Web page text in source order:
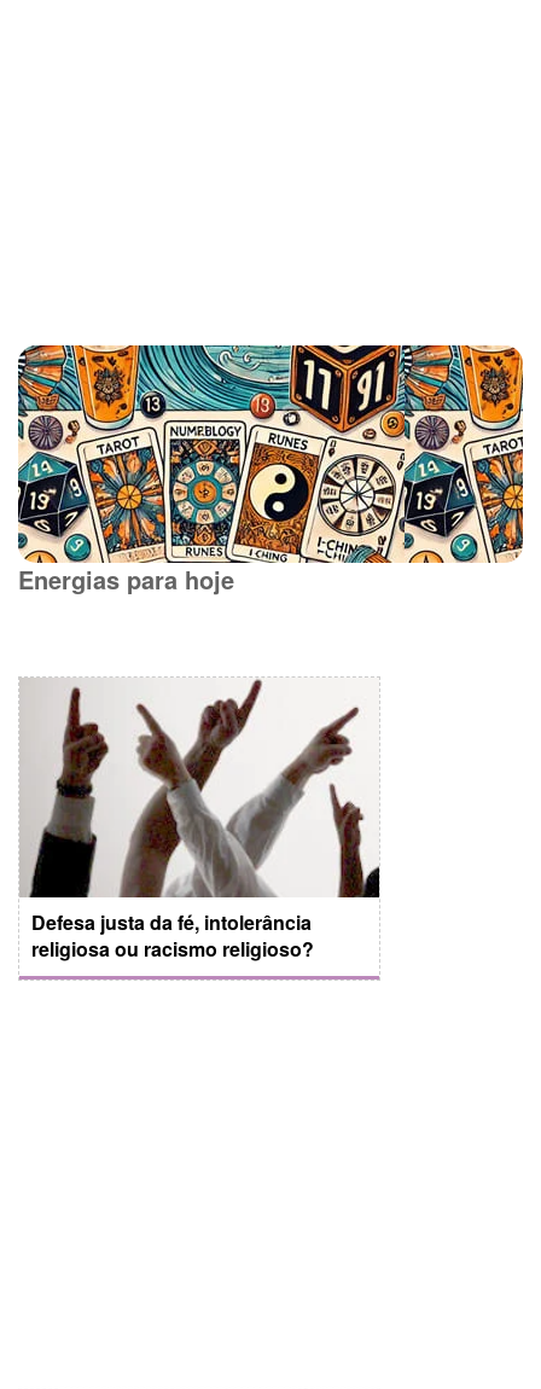
Energias para hoje
Defesa justa da fé, intolerância
religiosa ou racismo religioso?